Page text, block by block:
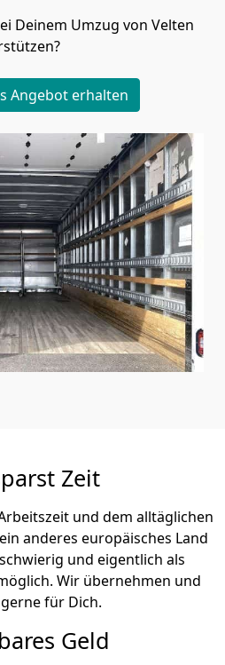
Deinem Umzug von Velten
Angebot erhalten
Zeit
und dem alltäglichen
anderes europäisches Land
und eigentlich als
Wir übernehmen und
für Dich.
Geld